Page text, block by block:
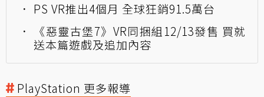
PS VR推出4個月 全球狂銷91.5萬台
《惡靈古堡7》VR同捆組12/13發售 買就
送本篇遊戲及追加內容
PlayStation 更多報導